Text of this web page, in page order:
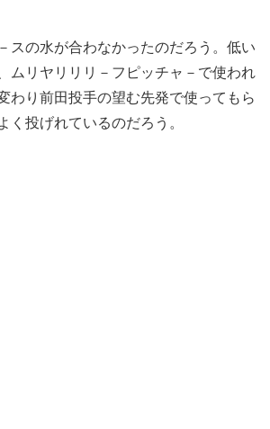
スの水が合わなかったのだろう。低い
ムリヤリリリ－フピッチャ－で使われ
わり前田投手の望む先発で使ってもら
く投げれているのだろう。